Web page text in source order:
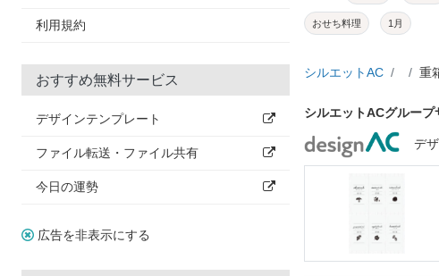
利用規約
おすすめ無料サービス
デザインテンプレート
ファイル転送・ファイル共有
今日の運勢
広告を非表示にする
おせち料理 1月
シルエットAC 重
シルエットACグルー
デ